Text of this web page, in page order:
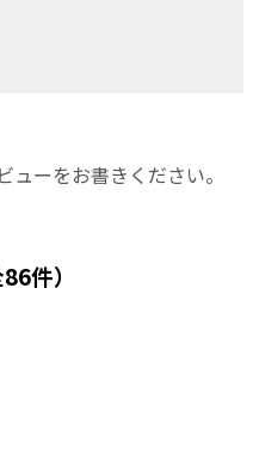
ーをお書きください。
86件）